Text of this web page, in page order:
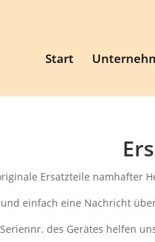
Start
Ersatzteile namhafter
einfach eine Nachricht
des Gerätes helfen